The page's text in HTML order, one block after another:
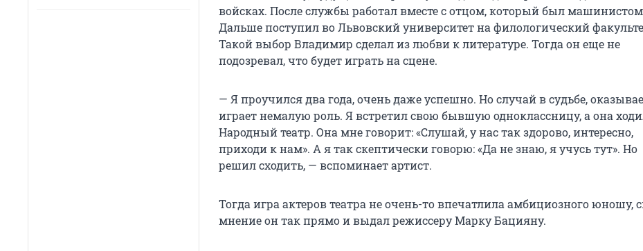
войсках. После службы работал вместе с отцом, который был
Дальше поступил во Львовский университет на филологический
Такой выбор Владимир сделал из любви к литературе. Тогда он еще не
подозревал, что будет играть на сцене.
— Я проучился два года, очень даже успешно. Но случай в судьбе,
играет немалую роль. Я встретил свою бывшую одноклассницу, а она
Народный театр. Она мне говорит: «Слушай, у нас так здорово, интересно,
приходи к нам». А я так скептически говорю: «Да не знаю, я учусь тут». Но
решил сходить, — вспоминает артист.
Тогда игра актеров театра не очень-то впечатлила амбициозного юношу,
мнение он так прямо и выдал режиссеру Марку Бацияну.